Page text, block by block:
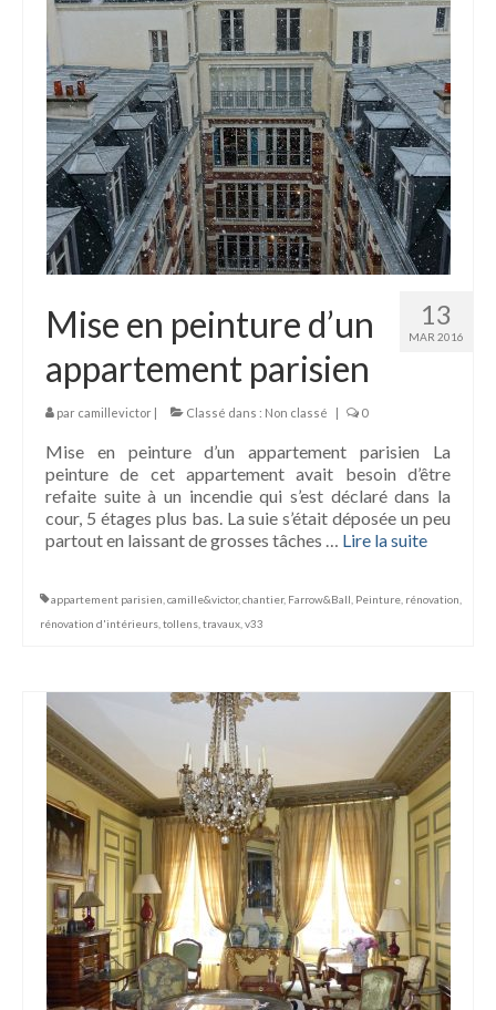
13
MAR 2016
Mise en peinture d’un
appartement parisien
par camillevictor | Classé dans : Non classé | 0
Mise en peinture d’un appartement parisien La
peinture de cet appartement avait besoin d’être
refaite suite à un incendie qui s’est déclaré dans la
cour, 5 étages plus bas. La suie s’était déposée un peu
partout en laissant de grosses tâches … Lire la suite­­
appartement parisien camille&victor, chantier, Farrow&Ball Peinture rénovation
rénovation d'intérieurs tollens travaux v33